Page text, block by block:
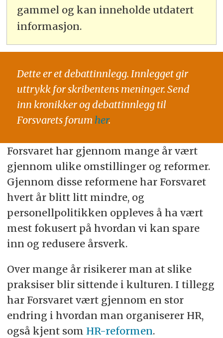
gammel og kan inneholde utdatert
informasjon.
Dette er et debattinnlegg. Innlegget gir
uttrykk for skribentens meninger. Send
inn kronikker og debattinnlegg til
Forsvarets forum her.
Forsvaret har gjennom mange år vært
gjennom ulike omstillinger og reformer.
Gjennom disse reformene har Forsvaret
hvert år blitt litt mindre, og
personellpolitikken oppleves å ha vært
mest fokusert på hvordan vi kan spare
inn og redusere årsverk.
Over mange år risikerer man at slike
praksiser blir sittende i kulturen. I tillegg
har Forsvaret vært gjennom en stor
endring i hvordan man organiserer HR,
også kjent som HR-reformen.